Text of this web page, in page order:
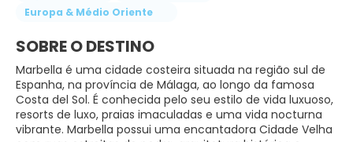
Europa & Médio Oriente
SOBRE O DESTINO
Marbella é uma cidade costeira situada na região sul de
Espanha, na província de Málaga, ao longo da famosa
Costa del Sol. É conhecida pelo seu estilo de vida luxuoso,
resorts de luxo, praias imaculadas e uma vida nocturna
vibrante. Marbella possui uma encantadora Cidade Velha